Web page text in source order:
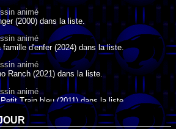
animé
(2000) dans la liste.
animé
d'enfer (2024) dans la liste.
animé
Ranch (2021) dans la liste.
animé
Train bleu (2011) dans la liste.
animé
Spécial Oso (2009) dans la liste.